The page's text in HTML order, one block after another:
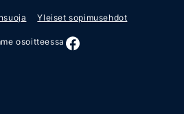
Yleiset sopimusehdot
osoitteessa